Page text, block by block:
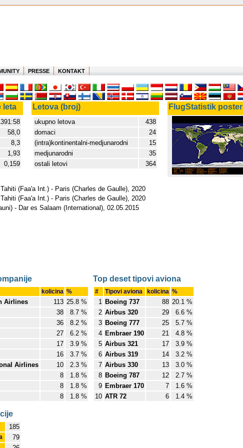
PRESSE KONTAKT
leta Letova (broj) FlugStatistik poster
58,0
8,3
1,93
0,159
ukupno letova
438
domaci
24
(intra)kontinentalni-medjunarodni
15
medjunarodni
35
ostali letovi
364
(Faa'a Int.) - Paris (Charles de Gaulle), 2020
(Faa'a Int.) - Paris (Charles de Gaulle), 2020
- Dar es Salaam (International), 02.05.2015
kolicina %
Airlines 113 25.8 %
38
8.7 %
36
8.2 %
27
6.2 %
17
3.9 %
16
3.7 %
Airlines 10
2.3 %
8
1.8 %
8
1.8 %
8 1.8 %
Top deset tipovi aviona
# Tipovi aviona kolicina %
1 Boeing 737 88 20.1 %
2 Airbus 320 29
6.6 %
3 Boeing 777 25
5.7 %
4 Embraer 190 21
4.8 %
5 Airbus 321 17
3.9 %
6 Airbus 319 14
3.2 %
7 Airbus 330 13
3.0 %
8 Boeing 787 12
2.7 %
9 Embraer 170 7
1.6 %
10 ATR 72 6 1.4 %
185
79